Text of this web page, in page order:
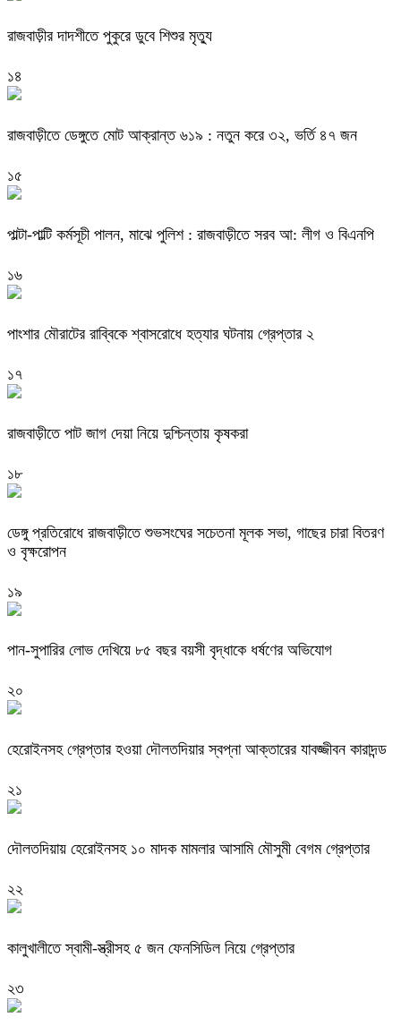
রাজবাড়ীর দাদশীতে পুকুরে ডুবে শিশুর মৃত্যু
১৪
রাজবাড়ীতে ডেঙ্গুতে মোট আক্রান্ত ৬১৯ : নতুন করে ৩২, ভর্তি ৪৭ জন
১৫
পাল্টা-পাল্টি কর্মসূচী পালন, মাঝে পুলিশ : রাজবাড়ীতে সরব আ: লীগ ও বিএনপি
১৬
পাংশার মৌরাটের রাব্বিকে শ্বাসরোধে হত্যার ঘটনায় গ্রেপ্তার ২
১৭
রাজবাড়ীতে পাট জাগ দেয়া নিয়ে দুশ্চিন্তায় কৃষকরা
১৮
ডেঙ্গু প্রতিরোধে রাজবাড়ীতে শুভসংঘের সচেতনা মূলক সভা, গাছের চারা বিতরণ
ও বৃক্ষরোপন
১৯
পান-সুপারির লোভ দেখিয়ে ৮৫ বছর বয়সী বৃদ্ধাকে ধর্ষণের অভিযোগ
২০
হেরোইনসহ গ্রেপ্তার হওয়া দৌলতদিয়ার স্বপ্না আক্তারের যাবজ্জীবন কারাদন্ড
২১
দৌলতদিয়ায় হেরোইনসহ ১০ মাদক মামলার আসামি মৌসুমী বেগম গ্রেপ্তার
২২
কালুখালীতে স্বামী-স্ত্রীসহ ৫ জন ফেনসিডিল নিয়ে গ্রেপ্তার
২৩